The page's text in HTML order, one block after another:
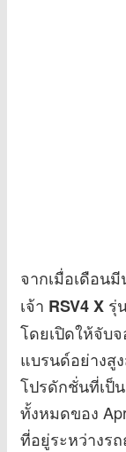
จากเมื่อเดือน
เจ้า RSV4 X รุ่
โดยเปิดให้จับ
แบรนด์อย่างสู
โปรดักชั่นที่เป็
ทั้งหมดของ
ที่อยู่ระหว่างร